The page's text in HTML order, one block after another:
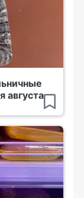
августа